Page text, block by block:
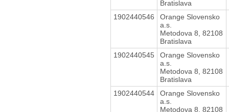
Bratislava
1902440546
Orange Slovensko
a.s.
Metodova 8, 82108
Bratislava
1902440545
Orange Slovensko
a.s.
Metodova 8, 82108
Bratislava
1902440544
Orange Slovensko
a.s.
Metodova 8, 82108